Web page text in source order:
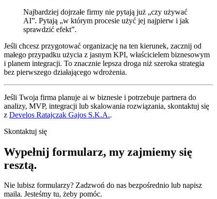
Najbardziej dojrzałe firmy nie pytają już „czy używać
AI”. Pytają „w którym procesie użyć jej najpierw i jak
sprawdzić efekt”.
Jeśli chcesz przygotować organizację na ten kierunek, zacznij od
małego przypadku użycia z jasnym KPI, właścicielem biznesowym
i planem integracji. To znacznie lepsza droga niż szeroka strategia
bez pierwszego działającego wdrożenia.
Jeśli Twoja firma planuje ai w biznesie i potrzebuje partnera do
analizy, MVP, integracji lub skalowania rozwiązania, skontaktuj się
z Develos Ratajczak Gajos S.K.A..
Skontaktuj się
Wypełnij formularz, my zajmiemy się
resztą.
Nie lubisz formularzy? Zadzwoń do nas bezpośrednio lub napisz
maila. Jesteśmy tu, żeby pomóc.